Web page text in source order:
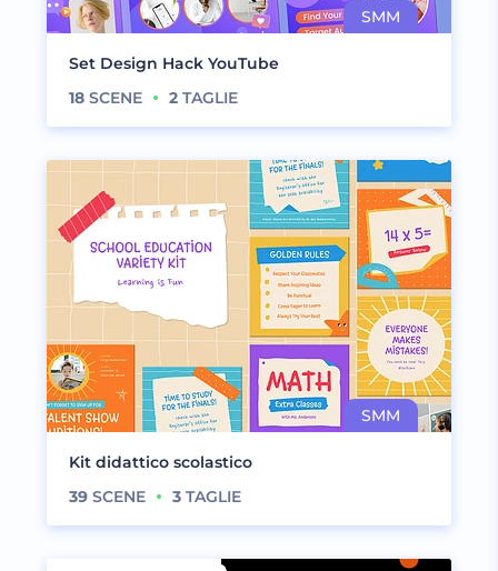
Set Design Hack YouTube
18 SCENE 2 TAGLIE
Kit didattico scolastico
39 SCENE 3 TAGLIE